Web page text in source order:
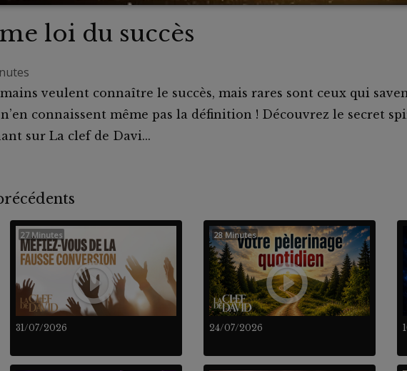
loi du succès
veulent connaître le succès, mais rares sont ceux qui
connaissent même pas la définition ! Découvrez le secret
sur La clef de Davi...
31/07/2026
27 Minutes
24/07/2026
28 Minutes